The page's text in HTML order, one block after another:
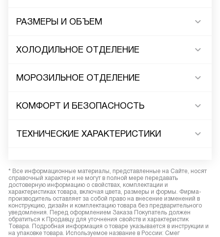
РАЗМЕРЫ И ОБЪЕМ
ХОЛОДИЛЬНОЕ ОТДЕЛЕНИЕ
МОРОЗИЛЬНОЕ ОТДЕЛЕНИЕ
КОМФОРТ И БЕЗОПАСНОСТЬ
ТЕХНИЧЕСКИЕ ХАРАКТЕРИСТИКИ
* Все информационные материалы, представленные на Сайте, носят
справочный характер и не могут в полной мере передавать
достоверную информацию о свойствах, комплектации и
характеристиках товара, включая цвета, размеры и формы. Фирма-
производитель оставляет за собой право на внесение изменений в
конструкцию, дизайн и комплектацию товара без предварительного
уведомления. Перед оформлением Заказа Покупатель должен
обратиться к Продавцу для уточнения свойств и характеристик
Товара. Подробная информация о товаре указывается в инструкции и
на упаковке товара. Используемое название в России: Смег